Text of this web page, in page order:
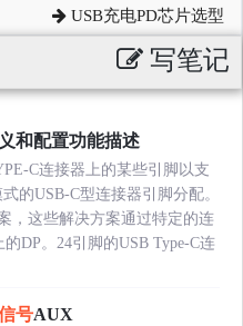
USB充电PD芯片选型
写笔记
和配置功能描述
C连接器上的某些引脚以支
的USB-C型连接器引脚分配。
，这些解决方案通过特定的连
DP。24引脚的USB Type-C连
号AUX